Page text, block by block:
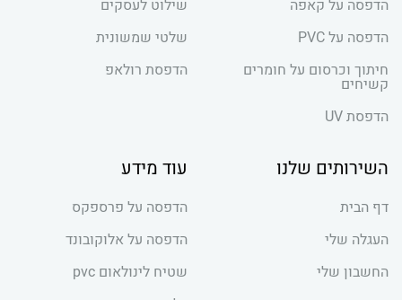
הדפסה על קאפה
הדפסה על PVC
חיתוך וכרסום על חומרים
קשיחים
הדפסת UV
שילוט לעסקים
שלטי שמשונית
הדפסת רולאפ
השירותים שלנו
דף הבית
העגלה שלי
החשבון שלי
עוד מידע
הדפסה על פרספקס
הדפסה על אלוקובונד
שטיח לינולאום pvc